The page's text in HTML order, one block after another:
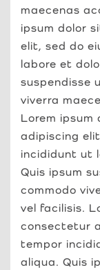
maecenas
ipsum dolor
elit, sed do
labore et
suspendisse
viverra
Lorem
adipiscing
incididunt ut
Quis ipsum
commodo
vel facilisis.
consectetur
tempor
aliqua. Quis